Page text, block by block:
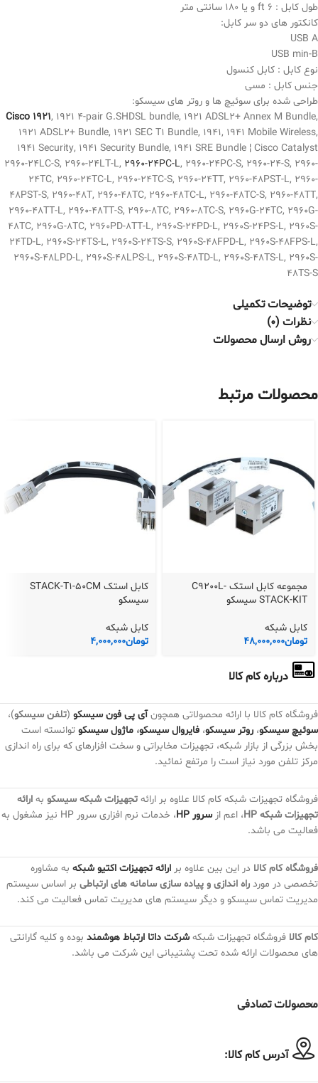
طول کابل : ۶ ft و یا ۱۸۰ سانتی متر
کانکتور های دو سر کابل:
USB A
USB min-B
نوع کابل : کابل کنسول
جنس کابل : مسی
طراحی شده برای سوئیچ ها و روتر های سیسکو:
Cisco 1921, 1921 4-pair G.SHDSL bundle, 1921 ADSL2+ Annex M Bundle,
1921 ADSL2+ Bundle, 1921 SEC T1 Bundle, 1941, 1941 Mobile Wireless,
1941 Security, 1941 Security Bundle, 1941 SRE Bundle ¦ Cisco Catalyst
2960-24LC-S, 2960-24LT-L, 2960-24PC-L, 2960-24PC-S, 2960-24-S, 2960-
24TC, 2960-24TC-L, 2960-24TC-S, 2960-24TT, 2960-48PST-L, 2960-
48PST-S, 2960-48T, 2960-48TC, 2960-48TC-L, 2960-48TC-S, 2960-48TT,
2960-48TT-L, 2960-48TT-S, 2960-8TC, 2960-8TC-S, 2960G-24TC, 2960G-
48TC, 2960G-8TC, 2960PD-8TT-L, 2960S-24PD-L, 2960S-24PS-L, 2960S-
24TD-L, 2960S-24TS-L, 2960S-24TS-S, 2960S-48FPD-L, 2960S-48FPS-L,
2960S-48LPD-L, 2960S-48LPS-L, 2960S-48TD-L, 2960S-48TS-L, 2960S-
48TS-S
توضیحات تکمیلی
نظرات (0)
روش ارسال محصولات
محصولات مرتبط
مجموعه کابل استک C9200L-
STACK-KIT سیسکو
کابل شبکه
تومان48,000,000
کابل استک STACK-T1-50CM
سیسکو
کابل شبکه
تومان4,000,000
درباره کام کالا
فروشگاه کام کالا با ارائه محصولاتی همچونآی پی فون سیسکو (تلفن سیسکو)،
سوئیچ سیسکو، روتر سیسکو، فایروال سیسکو، ماژول سیسکو توانسته است
بخش بزرگی از بازار شبکه، تجهیزات مخابراتی و سخت افزارهای که برای راه اندازی
مرکز تلفن مورد نیاز است را مرتفع نمائید.
فروشگاه تجهیزات شبکه کام کالا علاوه بر ارائه تجهیزات شبکه سیسکو به ارائه
تجهیزات شبکه HP
، اعم از سرور HP
، خدمات نرم افزاری سرور HP نیز مشغول به
فعالیت می باشد.
فروشگاه کام کالا در این بین علاوه بر ارائه تجهیزات اکتیو شبکه به مشاوره
تخصصی در مورد راه اندازی و پیاده سازی سامانه های ارتباطی بر اساس سیستم
مدیریت تماس سیسکو و دیگر سیستم های مدیریت تماس فعالیت می کند.
کام کالا فروشگاه تجهیزات شبکه شرکت داتا ارتباط هوشمند بوده و کلیه گارانتی
های محصولات ارائه شده تحت پشتیبانی این شرکت می باشد.
محصولات تصادفی
آدرس کام کالا: